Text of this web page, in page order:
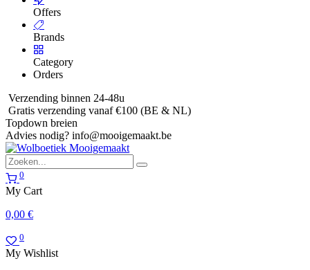
Offers
Brands
Category
Orders
Verzending binnen 24-48u
Gratis verzending vanaf €100 (BE & NL)
Topdown breien
Advies nodig? info@mooigemaakt.be
0
My Cart
0,00 €
0
My Wishlist